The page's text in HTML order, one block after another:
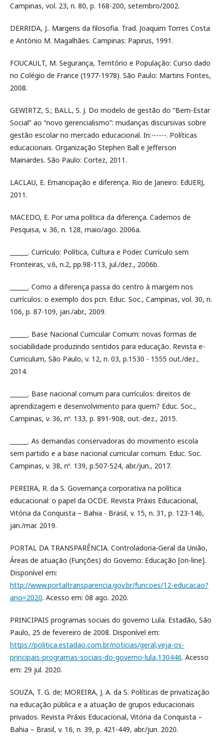
Campinas, vol. 23, n. 80, p. 168-200, setembro/2002.
DERRIDA, J.. Margens da filosofia. Trad. Joaquim Torres Costa
e António M. Magalhães. Campinas: Papirus, 1991.
FOUCAULT, M. Segurança, Território e População: Curso dado
no Colégio de France (1977-1978). São Paulo: Martins Fontes,
2008.
GEWIRTZ, S.; BALL, S. J. Do modelo de gestão do “Bem-Estar
Social” ao “novo gerencialismo”: mudanças discursivas sobre
gestão escolar no mercado educacional. In:------. Políticas
educacionais. Organização Stephen Ball e Jefferson
Mainardes. São Paulo: Cortez, 2011.
LACLAU, E. Emancipação e diferença. Rio de Janeiro: EdUERJ,
2011.
MACEDO, E. Por uma política da diferença. Cadernos de
Pesquisa, v. 36, n. 128, maio/ago. 2006a.
______. Currículo: Política, Cultura e Poder. Currículo sem
Fronteiras, v.6, n.2, pp.98-113, jul./dez., 2006b.
______. Como a diferença passa do centro à margem nos
currículos: o exemplo dos pcn. Educ. Soc., Campinas, vol. 30, n.
106, p. 87-109, jan./abr., 2009.
______. Base Nacional Curricular Comum: novas formas de
sociabilidade produzindo sentidos para educação. Revista e-
Curriculum, São Paulo, v. 12, n. 03, p.1530 - 1555 out./dez.,
2014.
______. Base nacional comum para currículos: direitos de
aprendizagem e desenvolvimento para quem? Educ. Soc.,
Campinas, v. 36, nº. 133, p. 891-908, out.-dez., 2015.
______. As demandas conservadoras do movimento escola
sem partido e a base nacional curricular comum. Educ. Soc.
Campinas, v. 38, nº. 139, p.507-524, abr./jun., 2017.
PEREIRA, R. da S. Governança corporativa na política
educacional: o papel da OCDE. Revista Práxis Educacional,
Vitória da Conquista – Bahia - Brasil, v. 15, n. 31, p. 123-146,
jan./mar. 2019.
PORTAL DA TRANSPARÊNCIA. Controladoria-Geral da União,
Áreas de atuação (Funções) do Governo: Educação [on-line].
Disponível em:
http://www.portaltransparencia.gov.br/funcoes/12-educacao?
ano=2020. Acesso em: 08 ago. 2020.
PRINCIPAIS programas sociais do governo Lula. Estadão, São
Paulo, 25 de fevereiro de 2008. Disponível em:
https://politica.estadao.com.br/noticias/geral,veja-os-
principais-programas-sociais-do-governo-lula,130446. Acesso
em: 29 jul. 2020.
SOUZA, T. G. de; MOREIRA, J. A. da S. Políticas de privatização
na educação pública e a atuação de grupos educacionais
privados. Revista Práxis Educacional, Vitória da Conquista –
Bahia – Brasil, v. 16, n. 39, p. 421-449, abr./jun. 2020.